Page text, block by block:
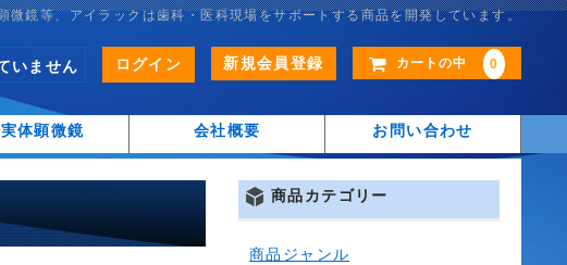
微鏡等、アイラックは歯科・医科現場をサポートする商品を開発しています。
カートの中 0
いません ログイン 新規会員登録
体顕微鏡 会社概要 お問い合わせ
商品カテゴリー
商品ジャンル